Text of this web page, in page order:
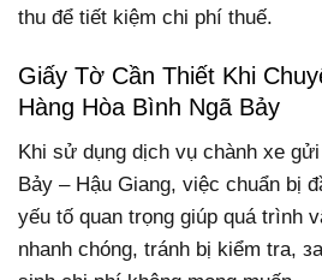
thu để tiết kiệm chi phí thuế.
Giấy Tờ Cần Thiết Khi
Hàng Hòa Bình Ngã Bảy
Khi sử dụng dịch vụ chành xe
Bảy – Hậu Giang, việc chuẩn bị
yếu tố quan trọng giúp quá trình
nhanh chóng, tránh bị kiểm tra,